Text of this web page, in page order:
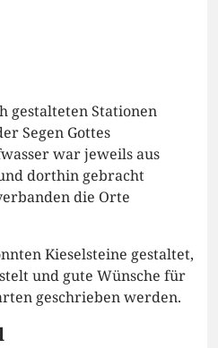
gestalteten Stationen
Segen Gottes
war jeweils aus
dorthin gebracht
die Orte
Kieselsteine gestaltet,
und gute Wünsche für
geschrieben werden.